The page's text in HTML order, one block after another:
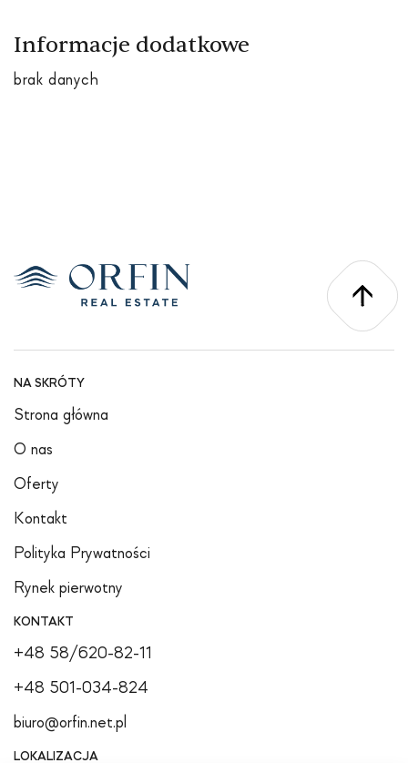
Informacje dodatkowe
brak danych
NA SKRÓTY
Strona główna
O nas
Oferty
Kontakt
Polityka Prywatności
Rynek pierwotny
KONTAKT
+48 58/620-82-11
+48 501-034-824
biuro@orfin.net.pl
LOKALIZACJA